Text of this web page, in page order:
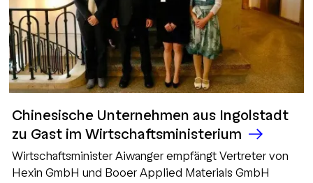
Chinesische Unternehmen aus Ingolstadt
zu Gast im Wirtschaftsministerium
Wirtschaftsminister Aiwanger empfängt Vertreter von
Hexin GmbH und Booer Applied Materials GmbH